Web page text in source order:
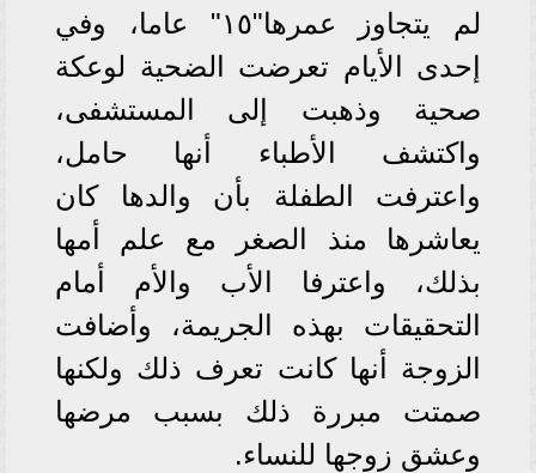
لم يتجاوز عمرها"١٥" عاما، وفي
إحدى الأيام تعرضت الضحية لوعكة
صحية وذهبت إلى المستشفى،
واكتشف الأطباء أنها حامل،
واعترفت الطفلة بأن والدها كان
يعاشرها منذ الصغر مع علم أمها
بذلك، واعترفا الأب والأم أمام
التحقيقات بهذه الجريمة، وأضافت
الزوجة أنها كانت تعرف ذلك ولكنها
صمتت مبررة ذلك بسبب مرضها
وعشق زوجها للنساء.